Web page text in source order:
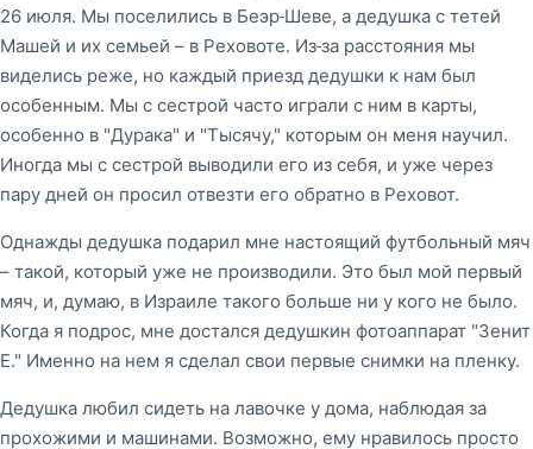
26 июля. Мы поселились в Беэр-Шеве, а дедушка с тетей
Машей и их семьей – в Реховоте. Из-за расстояния мы
виделись реже, но каждый приезд дедушки к нам был
особенным. Мы с сестрой часто играли с ним в карты,
особенно в "Дурака" и "Тысячу," которым он меня научил.
Иногда мы с сестрой выводили его из себя, и уже через
пару дней он просил отвезти его обратно в Реховот.
Однажды дедушка подарил мне настоящий футбольный мяч
– такой, который уже не производили. Это был мой первый
мяч, и, думаю, в Израиле такого больше ни у кого не было.
Когда я подрос, мне достался дедушкин фотоаппарат "Зенит
Е." Именно на нем я сделал свои первые снимки на пленку.
Дедушка любил сидеть на лавочке у дома, наблюдая за
прохожими и машинами. Возможно, ему нравилось просто